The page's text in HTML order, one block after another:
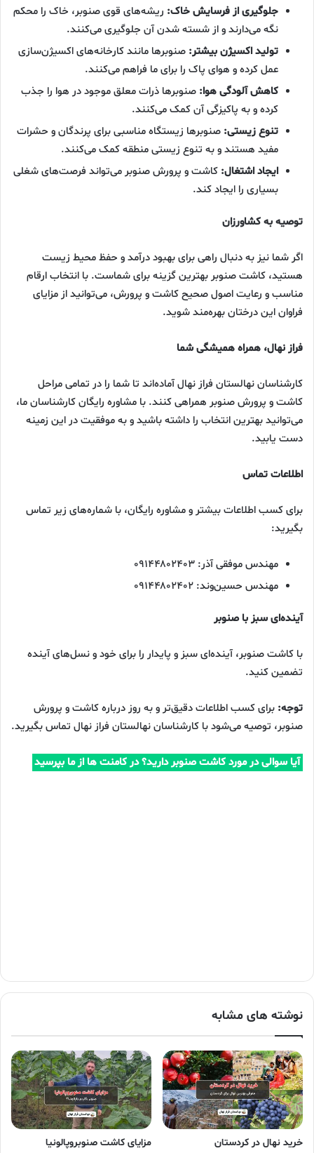
جلوگیری از فرسایش خاک: ریشه‌های قوی صنوبر، خاک را محکم
نگه می‌دارند و از شسته شدن آن جلوگیری می‌کنند.
تولید اکسیژن بیشتر: صنوبرها مانند کارخانه‌های اکسیژن‌سازی
عمل کرده و هوای پاک را برای ما فراهم می‌کنند.
کاهش آلودگی هوا: صنوبرها ذرات معلق موجود در هوا را جذب
کرده و به پاکیزگی آن کمک می‌کنند.
تنوع زیستی: صنوبرها زیستگاه مناسبی برای پرندگان و حشرات
مفید هستند و به تنوع زیستی منطقه کمک می‌کنند.
ایجاد اشتغال: کاشت و پرورش صنوبر می‌تواند فرصت‌های شغلی
بسیاری را ایجاد کند.
توصیه به کشاورزان
اگر شما نیز به دنبال راهی برای بهبود درآمد و حفظ محیط زیست
هستید، کاشت صنوبر بهترین گزینه برای شماست. با انتخاب ارقام
مناسب و رعایت اصول صحیح کاشت و پرورش، می‌توانید از مزایای
فراوان این درختان بهره‌مند شوید.
فراز نهال، همراه همیشگی شما
کارشناسان نهالستان فراز نهال آماده‌اند تا شما را در تمامی مراحل
کاشت و پرورش صنوبر همراهی کنند. با مشاوره رایگان کارشناسان ما،
می‌توانید بهترین انتخاب را داشته باشید و به موفقیت در این زمینه
دست یابید.
اطلاعات تماس
برای کسب اطلاعات بیشتر و مشاوره رایگان، با شماره‌های زیر تماس
بگیرید:
مهندس موفقی آذر: ۰۹۱۴۴۸۰۲۴۰۳
مهندس حسین‌وند: ۰۹۱۴۴۸۰۲۴۰۲
آینده‌ای سبز با صنوبر
با کاشت صنوبر، آینده‌ای سبز و پایدار را برای خود و نسل‌های آینده
تضمین کنید.
توجه: برای کسب اطلاعات دقیق‌تر و به روز درباره کاشت و پرورش
صنوبر، توصیه می‌شود با کارشناسان نهالستان فراز نهال تماس بگیرید.
آیا سوالی در مورد کاشت صنوبر دارید؟ در کامنت ها از ما بپرسید
نوشته های مشابه
خرید نهال در کردستان مزایای کاشت صنوبروپالونیا